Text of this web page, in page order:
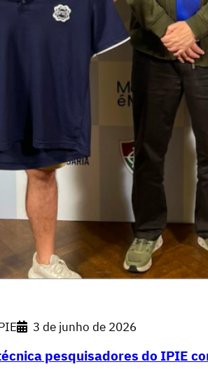
3 de junho de 2026
pesquisadores do IPIE